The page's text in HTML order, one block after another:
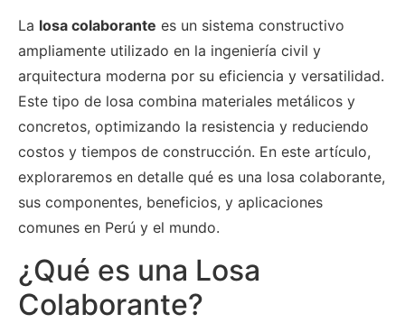
La losa colaborante es un sistema constructivo
ampliamente utilizado en la ingeniería civil y
arquitectura moderna por su eficiencia y versatilidad.
Este tipo de losa combina materiales metálicos y
concretos, optimizando la resistencia y reduciendo
costos y tiempos de construcción. En este artículo,
exploraremos en detalle qué es una losa colaborante,
sus componentes, beneficios, y aplicaciones
comunes en Perú y el mundo.
¿Qué es una Losa
Colaborante?